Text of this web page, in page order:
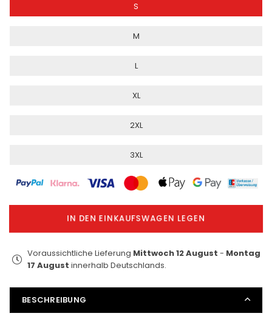
S
M
L
XL
2XL
3XL
IN DEN EINKAUFSWAGEN LEGEN
Voraussichtliche Lieferung Mittwoch 12 August - Montag
17 August innerhalb Deutschlands.
BESCHREIBUNG